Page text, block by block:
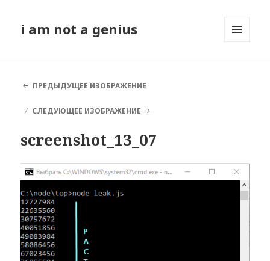
i am not a genius
ПРЕДЫДУЩЕЕ ИЗОБРАЖЕНИЕ
СЛЕДУЮЩЕЕ ИЗОБРАЖЕНИЕ
screenshot_13_07